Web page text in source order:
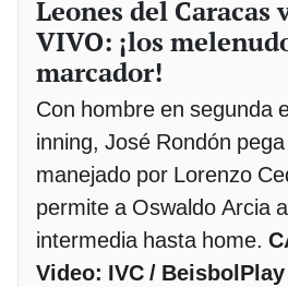
Leones del Caracas
VIVO: ¡los
marcador!
Con hombre en segunda
inning, José Rondón
manejado por Lorenzo
permite a Oswaldo Arcia
intermedia hasta home.
Video: IVC / BeisbolPlay